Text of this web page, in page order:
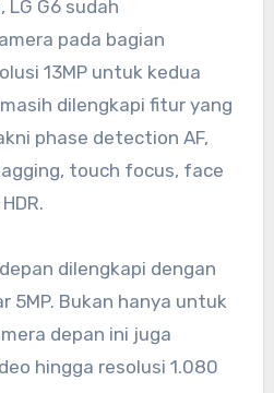
G6 sudah
pada bagian
13MP untuk kedua
dilengkapi fitur yang
phase detection AF,
touch focus, face
dilengkapi dengan
5MP. Bukan hanya untuk
depan ini juga
hingga resolusi 1.080